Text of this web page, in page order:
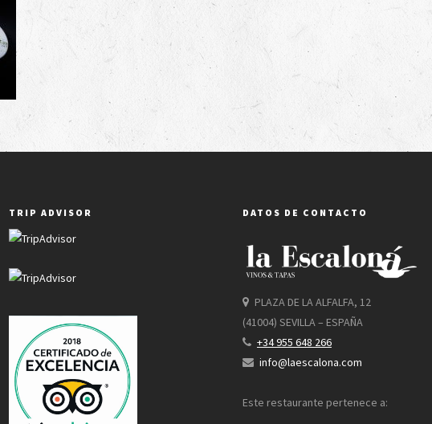
TRIP ADVISOR DATOS DE CONTACTO
PLAZA DE LA ALFALFA, 12
(41004) SEVILLA – ESPAÑA
+34 955 648 266
info@laescalona.com
Este restaurante pertenece a: